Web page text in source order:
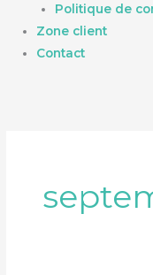
Politique de
Zone client
Contact